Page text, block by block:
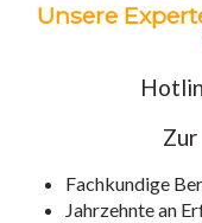
Unsere
Zur
Fachkundige
Jahrzehnte an